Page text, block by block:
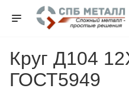
Круг Д104
ГОСТ5949